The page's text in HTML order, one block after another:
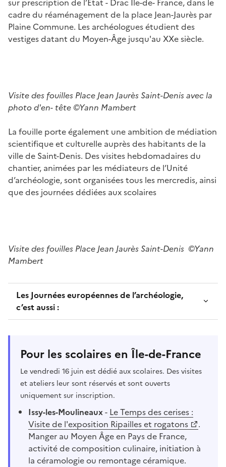
cadre du réaménagement de la place Jean-Jaurès par
Plaine Commune. Les archéologues étudient des
vestiges datant du Moyen-Âge jusqu'au XXe siècle.
Visite des fouilles Place Jean Jaurès Saint-Denis avec la
photo d'en- tête ©Yann Mambert
La fouille porte également une ambition de médiation
scientifique et culturelle auprès des habitants de la
ville de Saint-Denis. Des visites hebdomadaires du
chantier, animées par les médiateurs de l’Unité
d’archéologie, sont organisées tous les mercredis, ainsi
que des journées dédiées aux scolaires
Visite des fouilles Place Jean Jaurès Saint-Denis ©Yann
Mambert
Les Journées européennes de l’archéologie,
c’est aussi :
Pour les scolaires en Île-de-France
Le vendredi 16 juin est dédié aux scolaires. Des visites
et ateliers leur sont réservés et sont ouverts
uniquement sur inscription.
Issy-les-Moulineaux- Le Temps des cerises :
Visite de l'exposition Ripailles et rogatons
.
Manger au Moyen Âge en Pays de France,
activité de composition culinaire, initiation à
la céramologie ou remontage céramique.